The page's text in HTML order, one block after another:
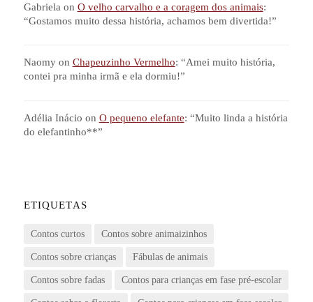
Gabriela on O velho carvalho e a coragem dos animais:
“Gostamos muito dessa história, achamos bem divertida!”
Naomyon Chapeuzinho Vermelho: “Amei muito história,
contei pra minha irmã e ela dormiu!”
Adélia Inácio on O pequeno elefante: “Muito linda a história
do elefantinho**”
ETIQUETAS
Contos curtos Contos sobre animaizinhos
Contos sobre crianças Fábulas de animais
Contos sobre fadas Contos para crianças em fase pré-escolar